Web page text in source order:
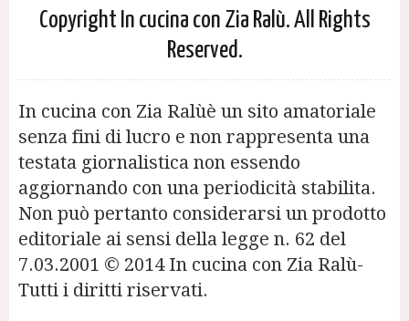
Copyright In cucina con Zia Ralù. All Rights
Reserved.
In cucina con Zia Ralùè un sito amatoriale
senza fini di lucro e non rappresenta una
testata giornalistica non essendo
aggiornando con una periodicità stabilita.
Non può pertanto considerarsi un prodotto
editoriale ai sensi della legge n. 62 del
7.03.2001 © 2014 In cucina con Zia Ralù-
Tutti i diritti riservati.